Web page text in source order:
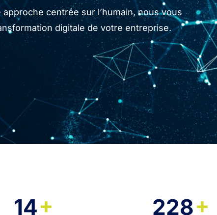
centrée sur l’humain, nous vous
digitale de votre entreprise.
14+ 228+